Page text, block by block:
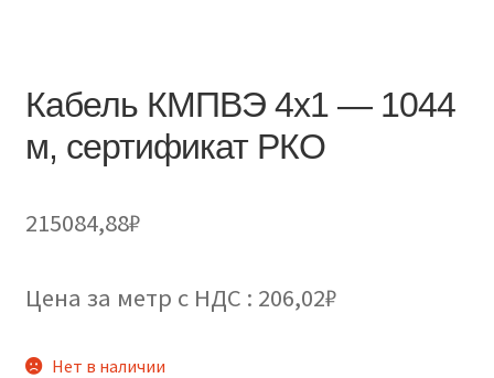
Кабель КМПВЭ 4х1 — 1044
м, сертификат РКО
215084,88₽
Цена за метр с НДС : 206,02₽
Нет в наличии